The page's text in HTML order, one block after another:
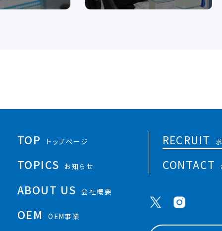
TOP トップページ
TOPICS お知らせ
ABOUT US 会社概要
OEM OEM事業
RECRUIT
CONTACT